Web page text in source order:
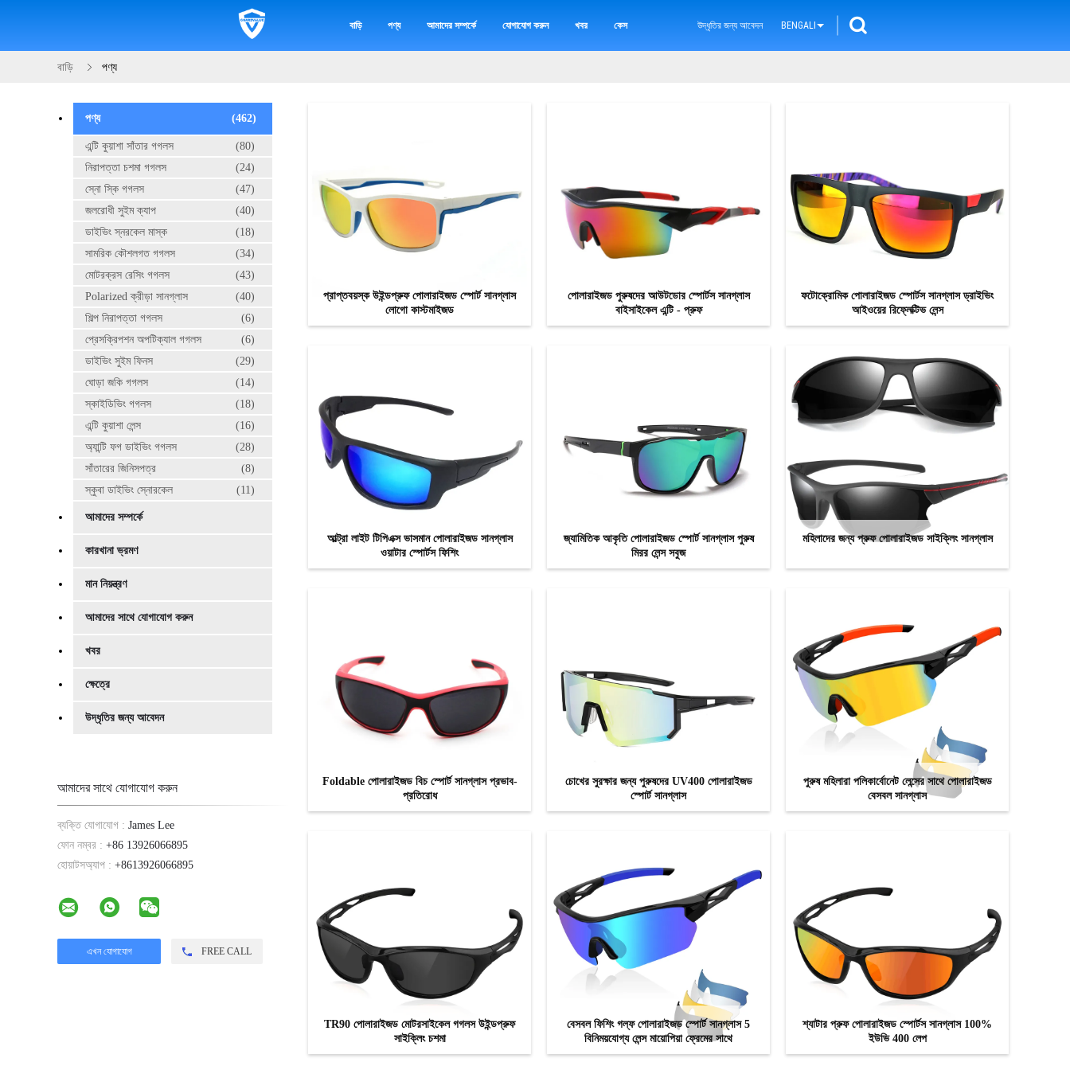
বাড়ি পণ্য আমাদের সম্পর্কে যোগাযোগ করুন খবর কেস উদ্ধৃতির জন্য আবেদন BENGALI
বাড়ি পণ্য
পণ্য (462)
এন্টি কুয়াশা সাঁতার গগলস
(80)
নিরাপত্তা চশমা গগলস
(24)
স্নো স্কি গগলস
(47)
জলরোধী সুইম ক্যাপ
(40)
ডাইভিং স্নরকেল মাস্ক
(18)
সামরিক কৌশলগত গগলস
(34)
মোটরক্রস রেসিং গগলস
(43)
Polarized ক্রীড়া সানগ্লাস
(40)
শিল্প নিরাপত্তা গগলস
(6)
প্রেসক্রিপশন অপটিক্যাল গগলস
(6)
ডাইভিং সুইম ফিনস
(29)
ঘোড়া জকি গগলস
(14)
স্কাইডিভিং গগলস
(18)
এন্টি কুয়াশা লেন্স
(16)
অ্যান্টি ফগ ডাইভিং গগলস
(28)
সাঁতারের জিনিসপত্র
(8)
স্কুবা ডাইভিং স্নোরকেল
(11)
আমাদের সম্পর্কে
কারখানা ভ্রমণ
মান নিয়ন্ত্রণ
আমাদের সাথে যোগাযোগ করুন
খবর
ক্ষেত্রে
উদ্ধৃতির জন্য আবেদন
আমাদের সাথে যোগাযোগ করুন
ব্যক্তি যোগাযোগ : James Lee
ফোন নম্বর : +86 13926066895
হোয়াটসঅ্যাপ : +8613926066895
FREE CALL
প্রাপ্তবয়স্ক উইন্ডপ্রুফ পোলারাইজড স্পোর্ট সানগ্লাস
লোগো কাস্টমাইজড
পোলারাইজড পুরুষদের আউটডোর স্পোর্টস সানগ্লাস
বাইসাইকেল এন্টি - প্রুফ
ফটোক্রোমিক পোলারাইজড স্পোর্টস সানগ্লাস ড্রাইভিং
আইওয়ের রিফ্লেক্টিভ লেন্স
আল্ট্রা লাইট টিপিএক্স ভাসমান পোলারাইজড সানগ্লাস
ওয়াটার স্পোর্টস ফিশিং
জ্যামিতিক আকৃতি পোলারাইজড স্পোর্ট সানগ্লাস পুরুষ
মিরর লেন্স সবুজ
মহিলাদের জন্য প্রুফ পোলারাইজড সাইক্লিং সানগ্লাস
Foldable পোলারাইজড বিচ স্পোর্ট সানগ্লাস প্রভাব-
প্রতিরোধ
চোখের সুরক্ষার জন্য পুরুষদের UV400 পোলারাইজড
স্পোর্ট সানগ্লাস
পুরুষ মহিলারা পলিকার্বোনেট লেন্সের সাথে পোলারাইজড
বেসবল সানগ্লাস
TR90 পোলারাইজড মোটরসাইকেল গগলস উইন্ডপ্রুফ
সাইক্লিং চশমা
বেসবল ফিশিং গল্ফ পোলারাইজড স্পোর্ট সানগ্লাস 5
বিনিময়যোগ্য লেন্স মায়োপিয়া ফ্রেমের সাথে
শ্যাটার প্রুফ পোলারাইজড স্পোর্টস সানগ্লাস 100%
ইউভি 400 লেপ